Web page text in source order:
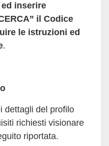
ed inserire
il Codice
le istruzioni ed
.
dettagli del profilo
richiesti visionare
riportata.